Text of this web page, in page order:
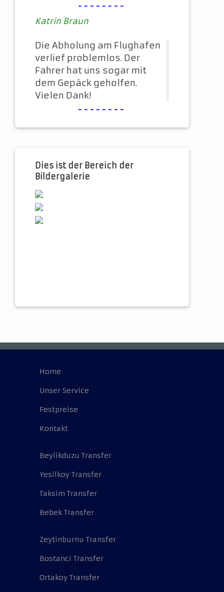
--------
Katrin Braun
Die Abholung am Flughafen
verlief problemlos. Der
Fahrer hat uns sogar mit
dem Gepäck geholfen.
Vielen Dank!
--------
Dies ist der Bereich der
Bildergalerie
Home
Unser Service
Festpreise
Kontakt
Beylikduzu Transfer
Yesilkoy Transfer
Taksim Transfer
Bebek Transfer
Zeytinburnu Transfer
Bostanci Transfer
Ortakoy Transfer